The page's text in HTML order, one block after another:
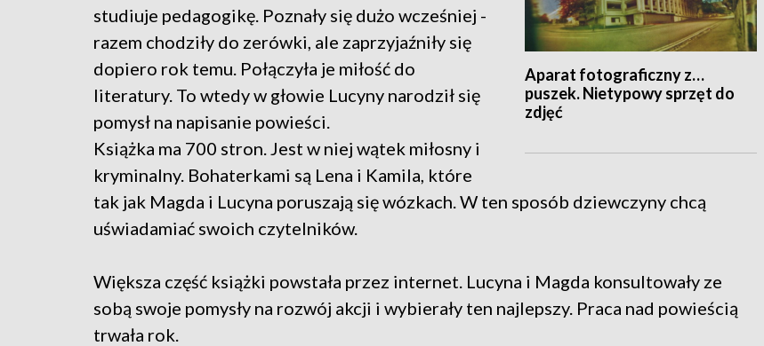
Aparat fotograficzny z…
puszek. Nietypowy sprzęt do
zdjęć
studiuje pedagogikę. Poznały się dużo wcześniej -
razem chodziły do zerówki, ale zaprzyjaźniły się
dopiero rok temu. Połączyła je miłość do
literatury. To wtedy w głowie Lucyny narodził się
pomysł na napisanie powieści.
Książka ma 700 stron. Jest w niej wątek miłosny i
kryminalny. Bohaterkami są Lena i Kamila, które
tak jak Magda i Lucyna poruszają się wózkach. W ten sposób dziewczyny chcą
uświadamiać swoich czytelników.
Większa część książki powstała przez internet. Lucyna i Magda konsultowały ze
sobą swoje pomysły na rozwój akcji i wybierały ten najlepszy. Praca nad powieścią
trwała rok.